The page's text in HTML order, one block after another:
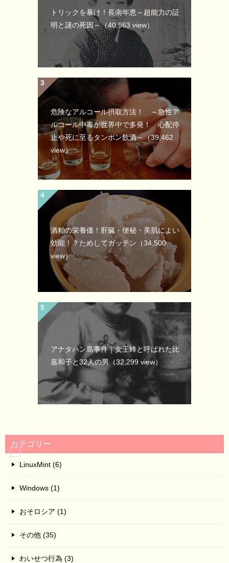
トリックを暴け！長南年恵～超能力の証
明と謎の死因～（40,963 view）
危険なアルコール摂取方法！ ～急性ア
ルコール中毒が世界中で多発！ 心配停
止や死に至るタンポン飲酒～（39,462
view）
酒粕の栄養価！肝臓・便秘・美肌によい
効能！？ためしてガッテン （34,500
view）
アナタハン島事件｜女王蜂と呼ばれた比
嘉和子と32人の男（32,299 view）
カテゴリー
LinuxMint (6)
Windows (1)
おそロシア (1)
その他 (35)
わいせつ行為 (3)